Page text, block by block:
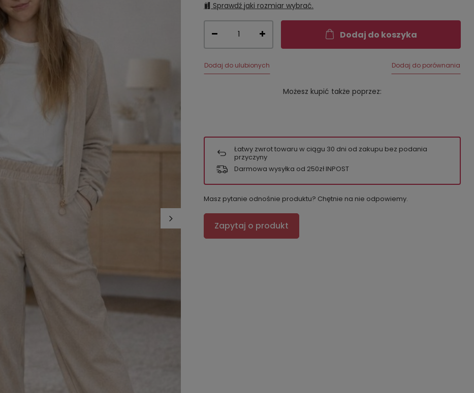
Sprawdź jaki rozmiar wybrać.
Dodaj do koszyka
Dodaj do ulubionych Dodaj do porównania
Możesz kupić także poprzez:
Łatwy zwrot towaru w ciągu 30 dni od zakupu bez podania
przyczyny
Darmowa wysyłka od 250zł INPOST
Masz pytanie odnośnie produktu? Chętnie na nie odpowiemy.
Zapytaj o produkt